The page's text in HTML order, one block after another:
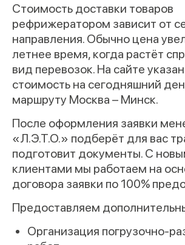
Стоимость доставки товаров
рефрижератором зависит от
направления. Обычно цена
летнее время, когда растёт
вид перевозок. На сайте
стоимость на сегодняшний
маршруту Москва – Минск.
После оформления заявки
«Л.Э.Т.О.» подберёт для вас
подготовит документы. С
клиентами мы работаем на
договора заявки по 100%
Предоставляем
Организация погрузочно-